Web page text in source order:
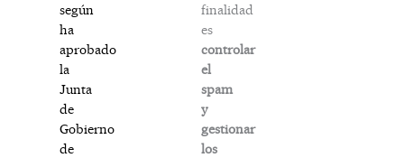
según
ha
aprobado
la
Junta
de
Gobierno
de
finalidad
es
controlar
el
spam
y
gestionar
los